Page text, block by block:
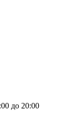
до 20:00